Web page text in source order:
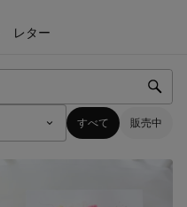
レター
すべて 販売中